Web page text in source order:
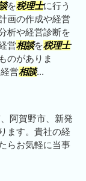
を税理士に行う
画の作成や経営
析や経営診断を
営相談を税理士
のがありま
営相談...
阿賀野市、新発
ます。貴社の経
らお気軽に当事